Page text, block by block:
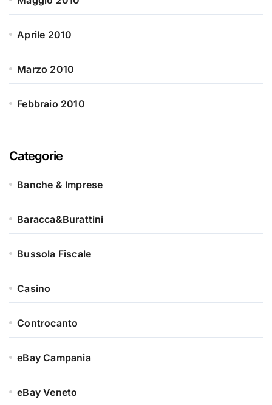
Aprile 2010
Marzo 2010
Febbraio 2010
Categorie
Banche & Imprese
Baracca&Burattini
Bussola Fiscale
Casino
Controcanto
eBay Campania
eBay Veneto